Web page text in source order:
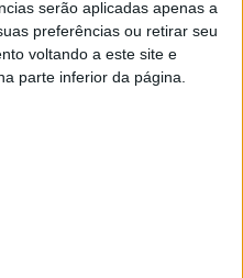
serão aplicadas apenas a
preferências ou retirar seu
voltando a este site e
parte inferior da página.
oficial